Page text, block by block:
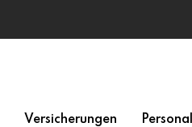
Versicherungen Personal